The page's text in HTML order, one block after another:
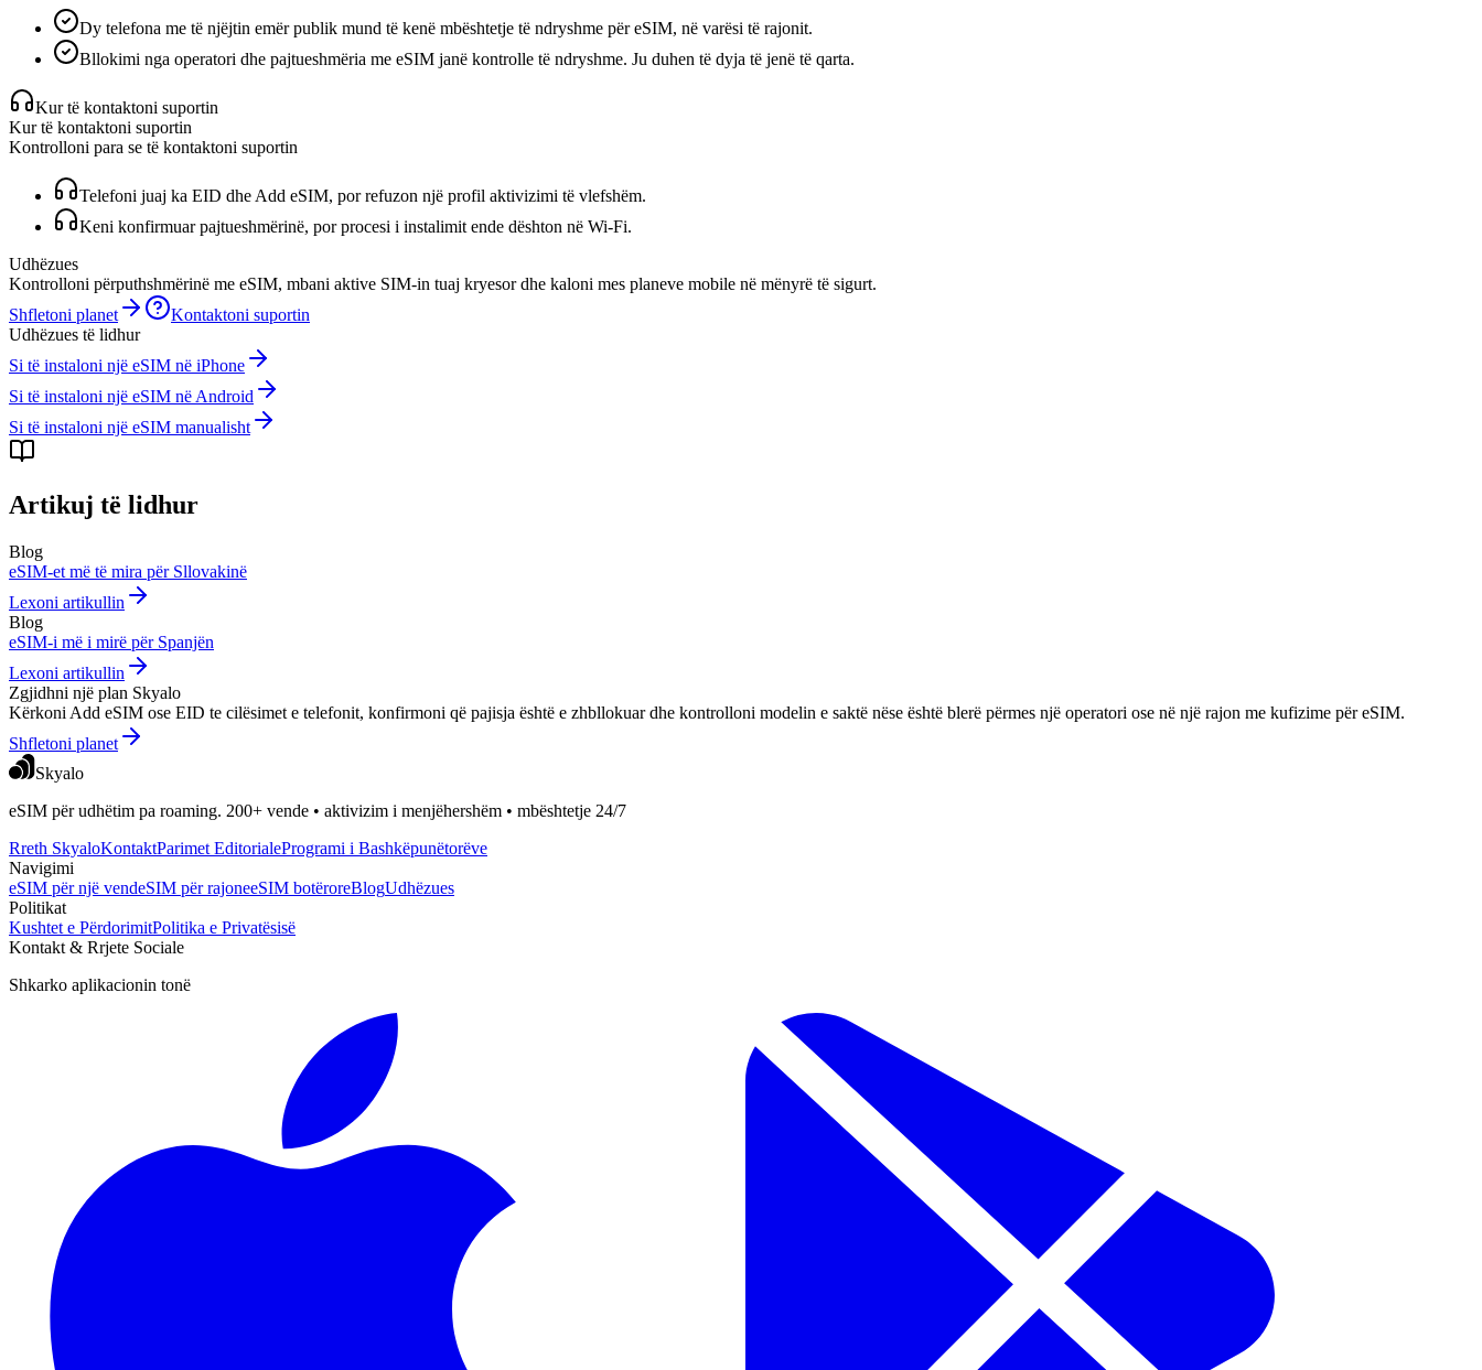
Dy telefona me të njëjtin emër publik mund të kenë mbështetje të ndryshme për eSIM, në varësi të rajonit.
Bllokimi nga operatori dhe pajtueshmëria me eSIM janë kontrolle të ndryshme. Ju duhen të dyja të jenë të qarta.
Kur të kontaktoni suportin
Kur të kontaktoni suportin
Kontrolloni para se të kontaktoni suportin
Telefoni juaj ka EID dhe Add eSIM, por refuzon një profil aktivizimi të vlefshëm.
Keni konfirmuar pajtueshmërinë, por procesi i instalimit ende dështon në Wi-Fi.
Udhëzues
Kontrolloni përputhshmërinë me eSIM, mbani aktive SIM-in tuaj kryesor dhe kaloni mes planeve mobile në mënyrë të sigurt.
Shfletoni planet
Kontaktoni suportin
Udhëzues të lidhur
Si të instaloni një eSIM në iPhone
Si të instaloni një eSIM në Android
Si të instaloni një eSIM manualisht
Artikuj të lidhur
Blog
eSIM-et më të mira për Sllovakinë
Lexoni artikullin
Blog
eSIM-i më i mirë për Spanjën
Lexoni artikullin
Zgjidhni një plan Skyalo
Kërkoni Add eSIM ose EID te cilësimet e telefonit, konfirmoni që pajisja është e zhbllokuar dhe kontrolloni modelin e saktë nëse është blerë përmes një operatori ose në një rajon me kufizime për eSIM.
Shfletoni planet
Skyalo
eSIM për udhëtim pa roaming. 200+ vende • aktivizim i menjëhershëm • mbështetje 24/7
Rreth SkyaloKontaktParimet EditorialeProgrami i Bashkëpunëtorëve
Navigimi
eSIM për një vendeSIM për rajoneeSIM botëroreBlogUdhëzues
Politikat
Kushtet e PërdorimitPolitika e Privatësisë
Kontakt & Rrjete Sociale
Shkarko aplikacionin tonë